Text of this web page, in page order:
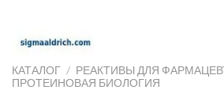
КАТАЛОГ / РЕАКТИВЫ ДЛЯ
ПРОТЕИНОВАЯ БИОЛОГИЯ